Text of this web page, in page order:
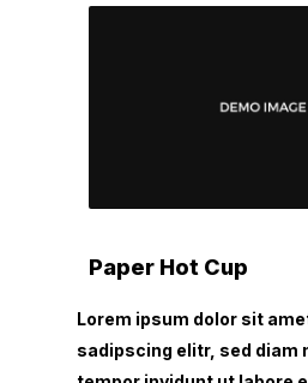
Paper Hot Cup
Lorem ipsum dolor sit
sadipscing elitr, sed diam